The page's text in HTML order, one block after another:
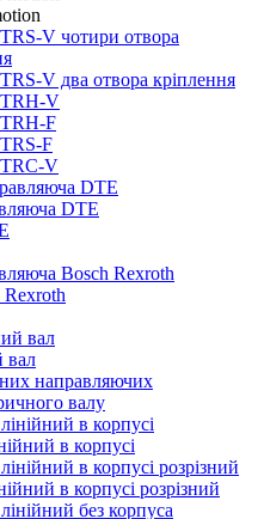
V чотири отвора
V два отвора кріплення
TRH-V
F
F
V
DTE
Bosch Rexroth
Rexroth
вал
направляючих
валу
в корпусі
в корпусі розрізний